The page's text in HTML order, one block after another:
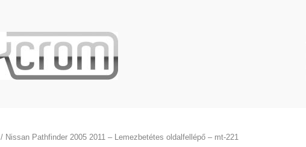
/ Nissan Pathfinder 2005 2011 – Lemezbetétes oldalfellépő – mt-221